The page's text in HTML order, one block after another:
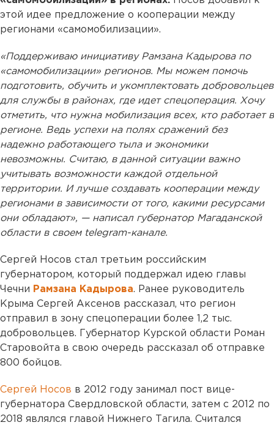
этой идее предложение о кооперации между
регионами «самомобилизации».
«Поддерживаю инициативу Рамзана Кадырова по
«самомобилизации» регионов. Мы можем помочь
подготовить, обучить и укомплектовать добровольцев
для службы в районах, где идет спецоперация. Хочу
отметить, что нужна мобилизация всех, кто работает в
регионе. Ведь успехи на полях сражений без
надежно работающего тыла и экономики
невозможны. Считаю, в данной ситуации важно
учитывать возможности каждой отдельной
территории. И лучше создавать кооперации между
регионами в зависимости от того, какими ресурсами
они обладают», — написал губернатор Магаданской
области в своем telegram-канале.
Сергей Носов стал третьим российским
губернатором, который поддержал идею главы
Чечни Рамзана Кадырова. Ранее руководитель
Крыма Сергей Аксенов рассказал, что регион
отправил в зону спецоперации более 1,2 тыс.
добровольцев. Губернатор Курской области Роман
Старовойта в свою очередь рассказал об отправке
800 бойцов.
Сергей Носов в 2012 году занимал пост вице-
губернатора Свердловской области, затем с 2012 по
2018 являлся главой Нижнего Тагила. Считался